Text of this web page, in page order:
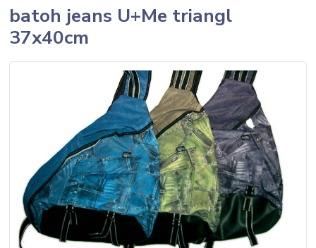
batoh jeans U+Me triangl
37x40cm